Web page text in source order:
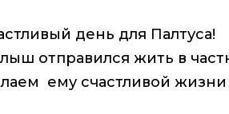
вый день для Палтуса!
отправился жить в
ему счастливой жизни